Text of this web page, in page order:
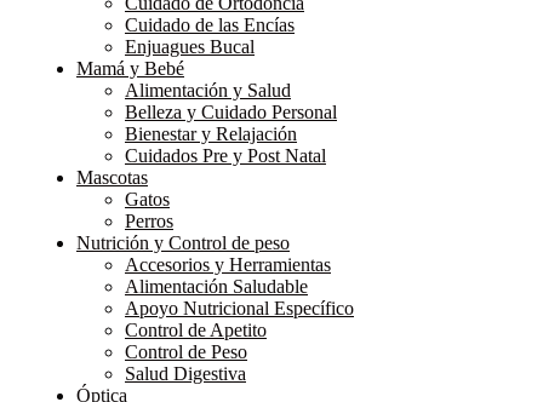
Cuidado de las Encías
Enjuagues Bucal
Mamá y Bebé
Alimentación y Salud
Belleza y Cuidado Personal
Bienestar y Relajación
Cuidados Pre y Post Natal
Mascotas
Gatos
Perros
Nutrición y Control de peso
Accesorios y Herramientas
Alimentación Saludable
Apoyo Nutricional Específico
Control de Apetito
Control de Peso
Salud Digestiva
Óptica